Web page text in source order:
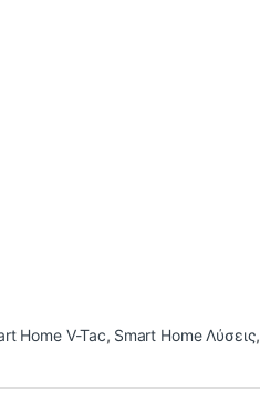
Home V-Tac, Smart Home Λύσεις,